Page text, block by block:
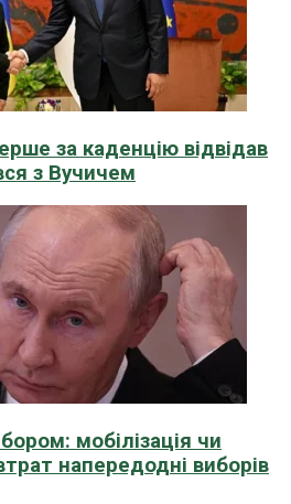
за каденцію відвідав
з Вучичем
мобілізація чи
напередодні виборів